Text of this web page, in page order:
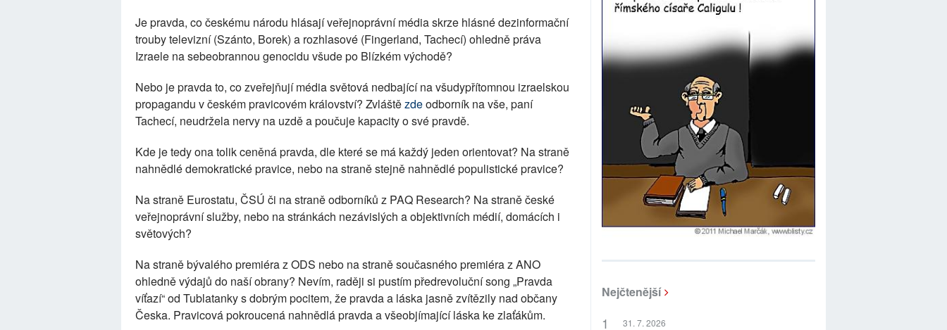
Je pravda, co českému národu hlásají veřejnoprávní média skrze hlásné dezinformační
trouby televizní (Szánto, Borek) a rozhlasové (Fingerland, Tachecí) ohledně práva
Izraele na sebeobrannou genocidu všude po Blízkém východě?
Nebo je pravda to, co zveřejňují média světová nedbající na všudypřítomnou izraelskou
propagandu v českém pravicovém království? Zvláštězdeodborník na vše, paní
Tachecí, neudržela nervy na uzdě a poučuje kapacity o své pravdě.
Kde je tedy ona tolik ceněná pravda, dle které se má každý jeden orientovat? Na straně
nahnědlé demokratické pravice, nebo na straně stejně nahnědlé populistické pravice?
Na straně Eurostatu, ČSÚ či na straně odborníků z PAQ Research? Na straně české
veřejnoprávní služby, nebo na stránkách nezávislých a objektivních médií, domácích i
světových?
Na straně bývalého premiéra z ODS nebo na straně současného premiéra z ANO
ohledně výdajů do naší obrany? Nevím, raději si pustím předrevoluční song „Pravda
víťazí“ od Tublatanky s dobrým pocitem, že pravda a láska jasně zvítězily nad občany
Česka. Pravicová pokroucená nahnědlá pravda a všeobjímající láska ke zlaťákům.
Nejčtenější
31. 7. 2026